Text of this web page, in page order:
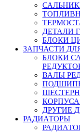
ДЕТАЛИ
БЛОКИ
ЗАПЧАСТИ
БЛОКИ
ВАЛЫ
ДРУГИЕ
РАДИАТОРЫ